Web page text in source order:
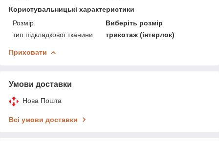
Користувальницькі характеристики
Розмір
Виберіть розмір
тип підкладкової тканини
трикотаж (інтерлок)
Приховати
Умови доставки
Нова Пошта
Всі умови доставки